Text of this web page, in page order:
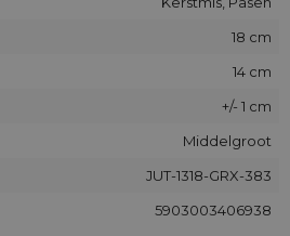
18 cm
14 cm
+/- 1 cm
Middelgroot
JUT-1318-GRX-383
5903003406938